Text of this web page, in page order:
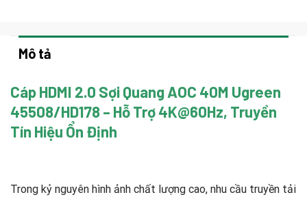
Mô tả
Cáp HDMI 2.0 Sợi Quang AOC 40M Ugreen
45508/HD178 – Hỗ Trợ 4K@60Hz, Truyền
Tín Hiệu Ổn Định
Trong kỷ nguyên hình ảnh chất lượng cao, nhu cầu truyền tải